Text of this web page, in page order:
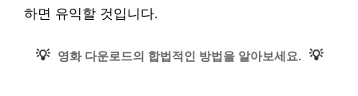
하면 유익할 것입니다.
💡 영화 다운로드의 합법적인 방법을 알아보세요. 💡